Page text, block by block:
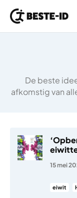
De beste
afkomstig van
15 mei
eiwit